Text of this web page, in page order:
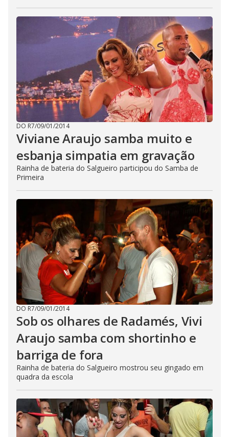
DO R7/09/01/2014
Viviane Araujo samba muito e
esbanja simpatia em gravação
Rainha de bateria do Salgueiro participou do Samba de
Primeira
DO R7/09/01/2014
Sob os olhares de Radamés, Vivi
Araujo samba com shortinho e
barriga de fora
Rainha de bateria do Salgueiro mostrou seu gingado em
quadra da escola